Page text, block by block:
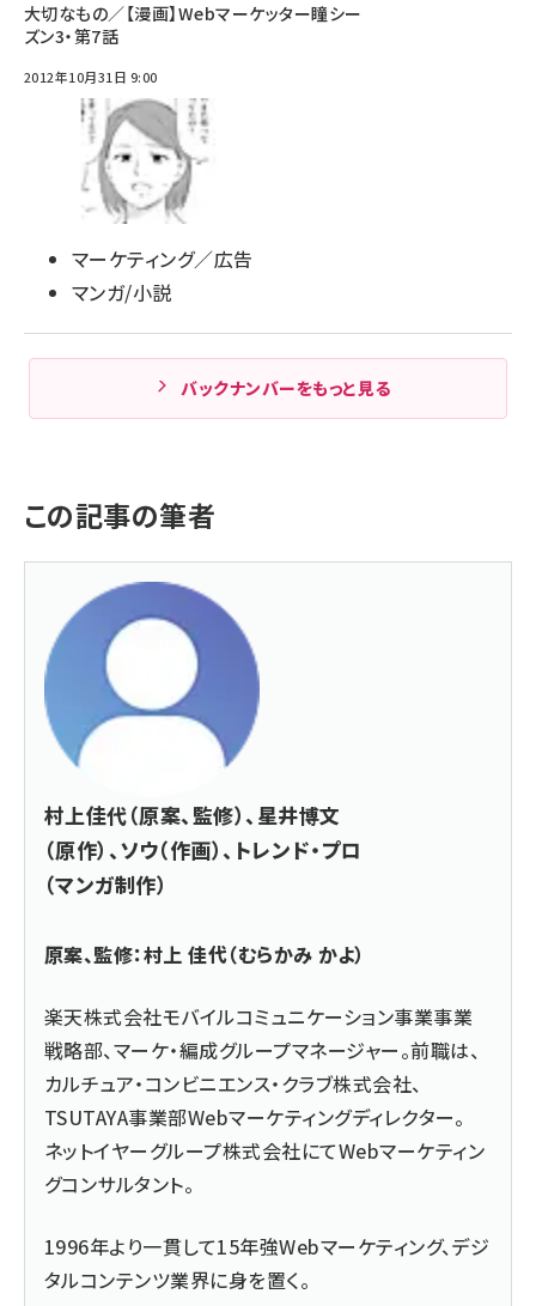
大切なもの／【漫画】Webマーケッター瞳シー
ズン3・第7話
2012年10月31日 9:00
マーケティング／広告
マンガ/小説
バックナンバーをもっと見る
この記事の筆者
村上佳代（原案、監修）、星井博文
（原作）、ソウ（作画）、トレンド・プロ
（マンガ制作）
原案、監修：村上 佳代（むらかみ かよ）
楽天株式会社モバイルコミュニケーション事業事業
戦略部、マーケ・編成グループマネージャー。前職は、
カルチュア・コンビニエンス・クラブ株式会社、
TSUTAYA事業部Webマーケティングディレクター。
ネットイヤーグループ株式会社にてWebマーケティン
グコンサルタント。
1996年より一貫して15年強Webマーケティング、デジ
タルコンテンツ業界に身を置く。